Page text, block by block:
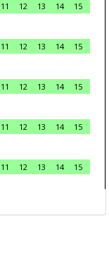
11 12 13 14
15
11 12 13 14
15
11 12 13 14
15
11 12 13 14
15
11 12 13 14
15